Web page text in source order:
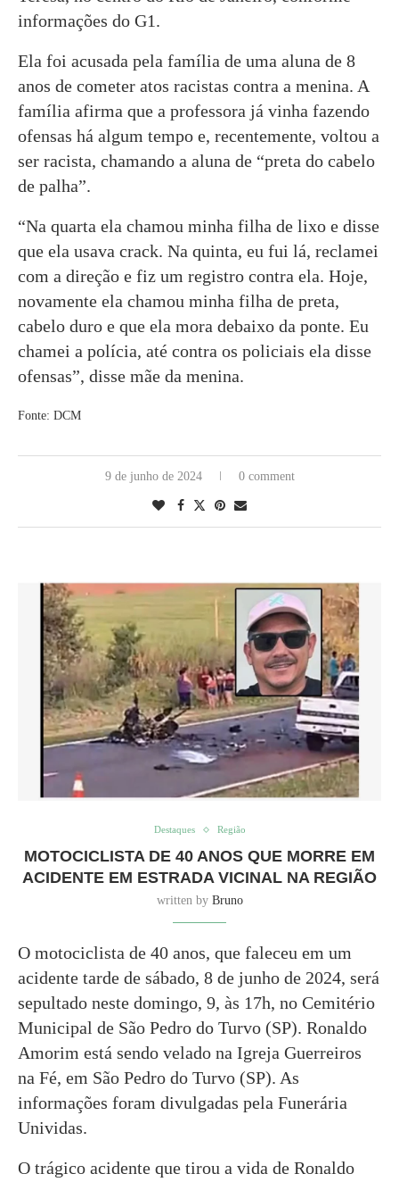
informações do G1.
Ela foi acusada pela família de uma aluna de 8
anos de cometer atos racistas contra a menina. A
família afirma que a professora já vinha fazendo
ofensas há algum tempo e, recentemente, voltou a
ser racista, chamando a aluna de “preta do cabelo
de palha”.
“Na quarta ela chamou minha filha de lixo e disse
que ela usava crack. Na quinta, eu fui lá, reclamei
com a direção e fiz um registro contra ela. Hoje,
novamente ela chamou minha filha de preta,
cabelo duro e que ela mora debaixo da ponte. Eu
chamei a polícia, até contra os policiais ela disse
ofensas”, disse mãe da menina.
Fonte: DCM
9 de junho de 2024 0 comment
Destaques Região
MOTOCICLISTA DE 40 ANOS QUE MORRE EM
ACIDENTE EM ESTRADA VICINAL NA REGIÃO
written by Bruno
O motociclista de 40 anos, que faleceu em um
acidente tarde de sábado, 8 de junho de 2024, será
sepultado neste domingo, 9, às 17h, no Cemitério
Municipal de São Pedro do Turvo (SP). Ronaldo
Amorim está sendo velado na Igreja Guerreiros
na Fé, em São Pedro do Turvo (SP). As
informações foram divulgadas pela Funerária
Unividas.
O trágico acidente que tirou a vida de Ronaldo